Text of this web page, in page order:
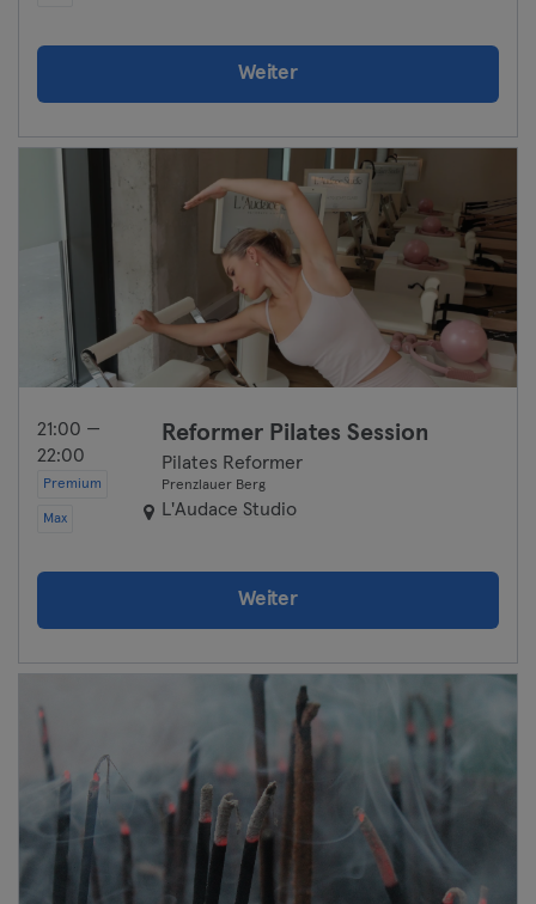
Weiter
21:00 —
22:00
Premium
Max
Reformer Pilates Session
Pilates Reformer
Prenzlauer Berg
L'Audace Studio
Weiter